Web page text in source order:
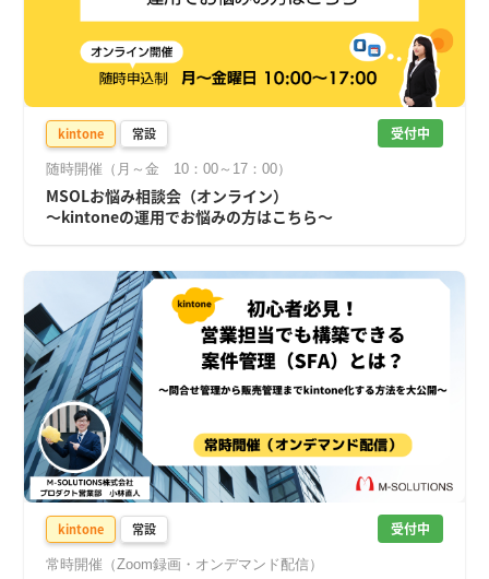
kintone 常設 受付中
随時開催（月～金 10：00～17：00）
MSOLお悩み相談会（オンライン）
～kintoneの運用でお悩みの方はこちら～
kintone 常設 受付中
常時開催（Zoom録画・オンデマンド配信）